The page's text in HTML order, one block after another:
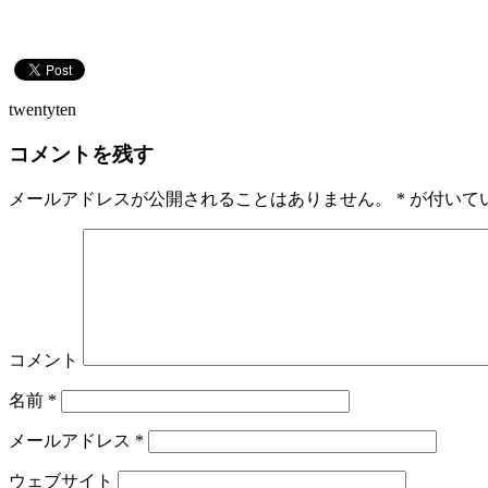
twentyten
コメントを残す
メールアドレスが公開されることはありません。 * が付いて
コメント
名前 *
メールアドレス *
ウェブサイト